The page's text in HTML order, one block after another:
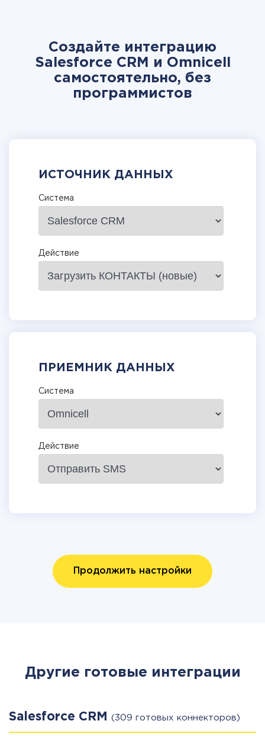
Создайте интеграцию
Salesforce CRM и Omnicell
самостоятельно, без
программистов
ИСТОЧНИК ДАННЫХ
Система
Действие
ПРИЕМНИК ДАННЫХ
Система
Действие
Продолжить настройки
Другие готовые интеграции
Salesforce CRM (309 готовых коннекторов)